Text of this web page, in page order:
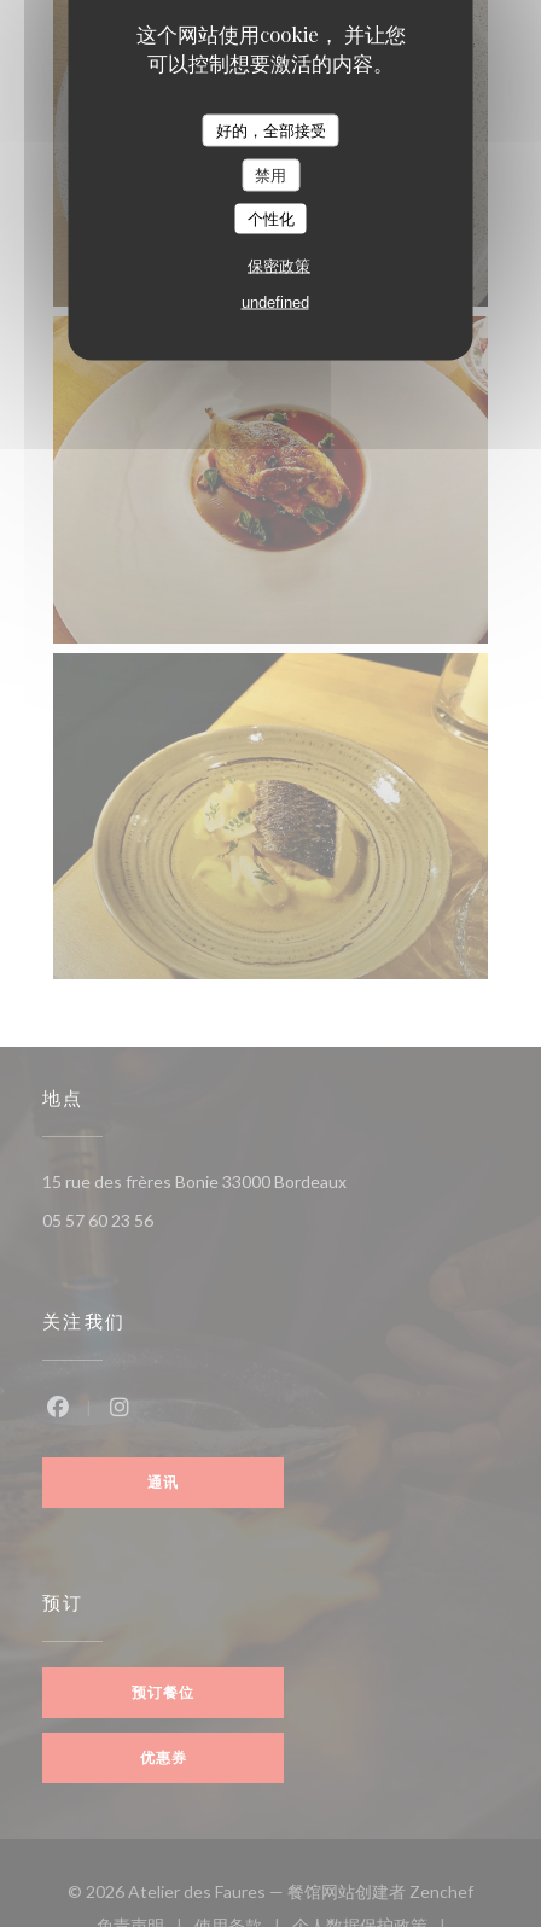
这个网站使用cookie， 并让您
可以控制想要激活的内容。
好的，全部接受
禁用
个性化
保密政策
undefined
地点
15 rue des frères Bonie 33000 Bordeaux((在新窗口中打开))
05 57 60 23 56
关注我们
通讯
预订
预订餐位
优惠券
© 2026 Atelier des Faures — 餐馆网站创建者 Zenchef((在新窗